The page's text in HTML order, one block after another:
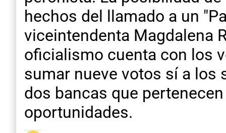
hechos del llamado a un
viceintendenta Magdalena
oficialismo cuenta con los
sumar nueve votos sí a los
dos bancas que
oportunidades.